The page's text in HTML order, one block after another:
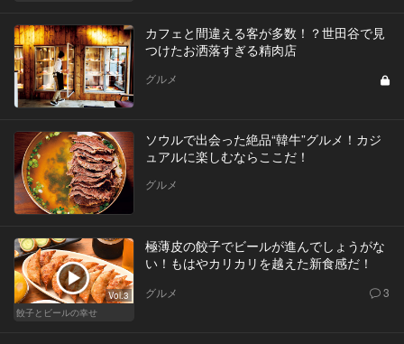
カフェと間違える客が多数！？世田谷で見
つけたお洒落すぎる精肉店
グルメ
ソウルで出会った絶品“韓牛”グルメ！カジ
ュアルに楽しむならここだ！
グルメ
Vol.3
餃子とビールの幸せ
極薄皮の餃子でビールが進んでしょうがな
い！もはやカリカリを越えた新食感だ！
グルメ 3